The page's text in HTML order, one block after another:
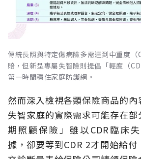
傳統長照與特定傷病險多需達到中重度（
賠，但新型專屬失智險則提倡「輕度（
第一時間穩住家庭防護網。
然而深入檢視各類保險商品的
失智家庭的實際需求可能存在
期照顧保險」雖以CDR臨床
據，卻要等到CDR 2才開始給